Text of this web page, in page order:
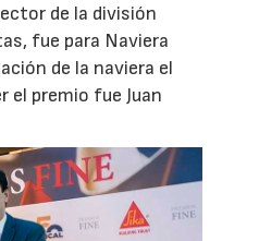
de la división
fue para Naviera
de la naviera el
el premio fue Juan